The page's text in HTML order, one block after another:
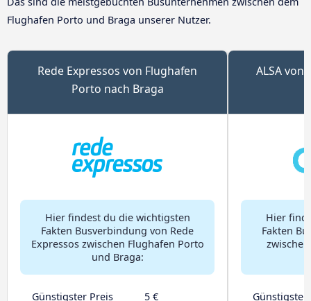
Flughafen Porto und Braga unserer Nutzer.
Rede Expressos von Flughafen
Porto nach Braga
Hier findest du die wichtigsten
Fakten Busverbindung von Rede
Expressos zwischen Flughafen Porto
und Braga:
Günstigster Preis
5 €
ALSA von
Hier
Fakten
Günstigster